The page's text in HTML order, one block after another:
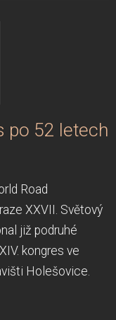
po 52 letech
Road
XXVII. Světový
již podruhé
kongres ve
Holešovice.